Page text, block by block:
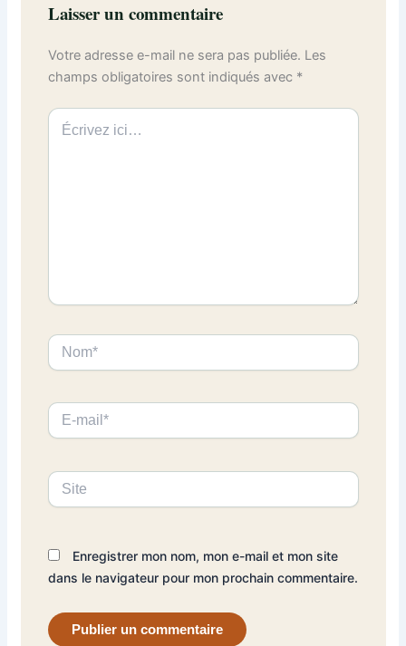
Laisser un commentaire
Votre adresse e-mail ne sera pas publiée. Les
champs obligatoires sont indiqués avec *
Écrivez
ici…
Nom*
E-
mail*
Site
Enregistrer mon nom, mon e-mail et mon site
dans le navigateur pour mon prochain commentaire.